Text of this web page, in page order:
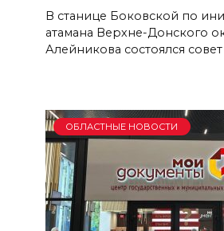
В станице Боковской по
атамана Верхне-Донского
Алейникова состоялся
ОБЛАСТНЫЕ НОВОСТИ